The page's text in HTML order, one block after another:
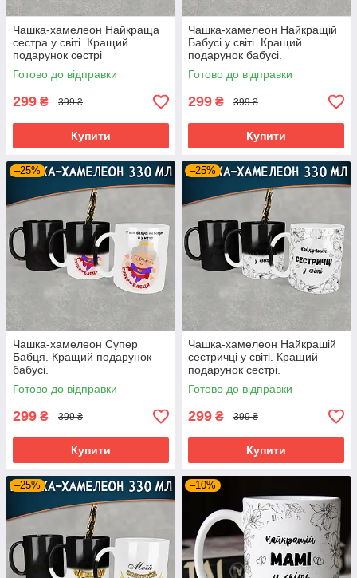
Чашка-хамелеон Найкраща
сестра у світі. Кращий
подарунок сестрі
Готово до відправки
299 ₴ 399 ₴
Купити
Чашка-хамелеон Найкращій
Бабусі у світі. Кращий
подарунок бабусі.
Готово до відправки
299 ₴ 399 ₴
Купити
–25%
Чашка-хамелеон Супер
Бабця. Кращий подарунок
бабусі.
Готово до відправки
299 ₴ 399 ₴
Купити
–25%
Чашка-хамелеон Найкрашій
сестричці у світі. Кращий
подарунок сестрі.
Готово до відправки
299 ₴ 399 ₴
Купити
–25% –10%